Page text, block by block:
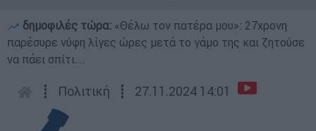
δημοφιλές τώρα: «Θέλω τον πατέρα μου»: 27χρονη
παρέσυρε νύφη λίγες ώρες μετά το γάμο της και ζητούσε
να πάει σπίτι...
┋ Πολιτική ┋ 27.11.2024 14:01